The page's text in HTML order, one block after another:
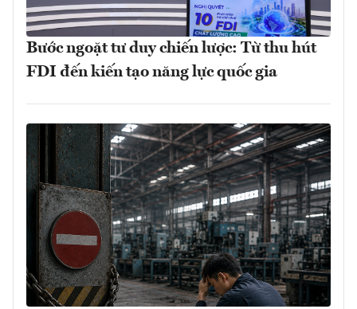
Bước ngoặt tư duy chiến lược: Từ thu hút
FDI đến kiến tạo năng lực quốc gia